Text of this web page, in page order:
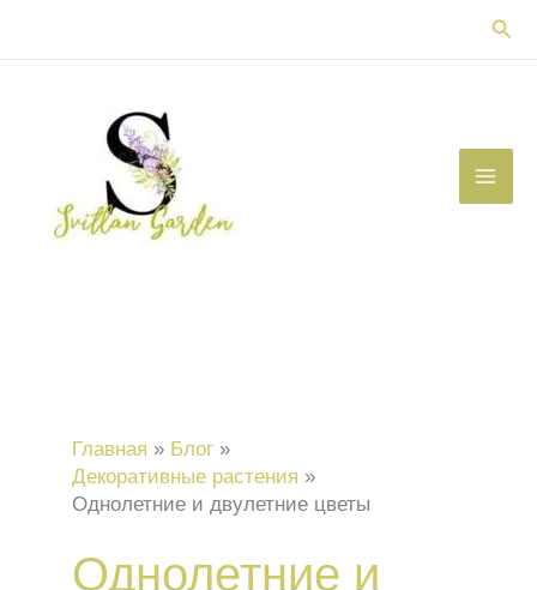
Главная
Блог
Декоративные растения
Однолетние и двулетние цветы
Однолетние и